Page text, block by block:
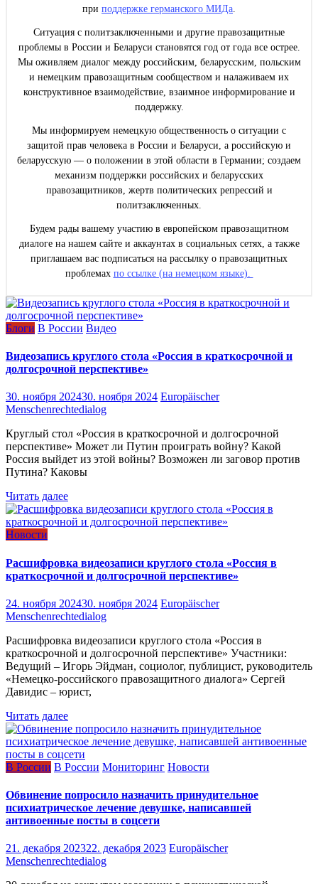
при поддержке германского МИДа
Ситуация с политзаключенными и другие правозащитные
проблемы в России и Беларуси становятся год от года все острее.
Мы оживляем диалог между российским, беларусским, польским
и немецким правозащитным сообществом и налаживаем их
конструктивное взаимодействие, взаимное информирование и
поддержку.
Мы информируем немецкую общественность о ситуации с
защитой прав человека в России и Беларуси, а российскую и
беларусскую — о положении в этой области в Германии; создаем
механизм поддержки российских и беларусских
правозащитников, жертв политических репрессий и
политзаключенных.
Будем рады вашему участию в европейском правозащитном
диалоге на нашем сайте и аккаунтах в социальных сетях, а также
приглашаем вас подписаться на рассылку о правозащитных
проблемах по ссылке (на немецком языке).
Блоги В России Видео
Видеозапись круглого стола «Россия в краткосрочной и
долгосрочной перспективе»
30. ноября 202430. ноября 2024 Europäischer
Menschenrechtedialog
Круглый стол «Россия в краткосрочной и долгосрочной
перспективе» Может ли Путин проиграть войну? Какой
Россия выйдет из этой войны? Возможен ли заговор против
Путина? Каковы
Читать далее
Новости
Расшифровка видеозаписи круглого стола «Россия в
краткосрочной и долгосрочной перспективе»
24. ноября 202430. ноября 2024 Europäischer
Menschenrechtedialog
Расшифровка видеозаписи круглого стола «Россия в
краткосрочной и долгосрочной перспективе» Участники:
Ведущий – Игорь Эйдман, социолог, публицист, руководитель
«Немецко-российского правозащитного диалога» Сергей
Давидис – юрист,
Читать далее
В России В России Мониторинг Новости
Обвинение попросило назначить принудительное
психиатрическое лечение девушке, написавшей
антивоенные посты в соцсети
21. декабря 202322. декабря 2023 Europäischer
Menschenrechtedialog